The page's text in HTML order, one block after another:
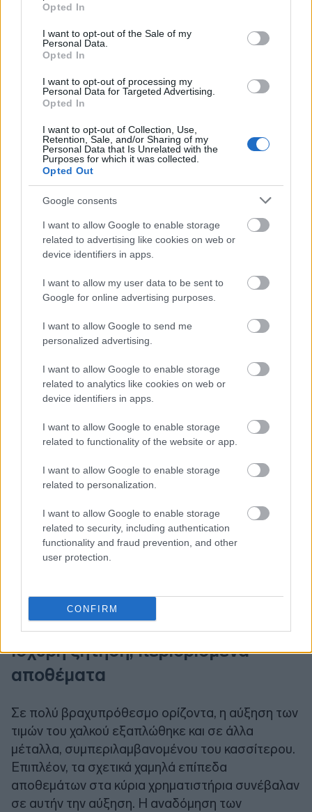
use your data for below specified purposes in below Google
consent section.
Opted In
I want to opt-out of the Sale of my
Personal Data.
Opted In
I want to opt-out of processing my
Personal Data for Targeted Advertising.
Opted In
I want to opt-out of Collection, Use,
Retention, Sale, and/or Sharing of my
Personal Data that Is Unrelated with the
Purposes for which it was collected.
Opted Out
Google consents
I want to allow Google to enable storage
related to advertising like cookies on web or
device identifiers in apps.
I want to allow my user data to be sent to
Google for online advertising purposes.
I want to allow Google to send me
personalized advertising.
I want to allow Google to enable storage
related to analytics like cookies on web or
device identifiers in apps.
I want to allow Google to enable storage
related to functionality of the website or app.
I want to allow Google to enable storage
related to personalization.
I want to allow Google to enable storage
related to security, including authentication
functionality and fraud prevention, and other
user protection.
CONFIRM
κασσίτερο αναμένεται να συνεχίσει να
παρουσιάζει ανοδική τάση. Η αύξηση της
επιταχυνθεί περαιτέρω, καθώς οι τεχνολογίες
που βασίζονται σε δεδομένα απαιτούν υποδομές
με χρήσημετάλλων. Σύμφωνα με την τελευταία
έκθεση της SEMI, οι παγκόσμιες αποστολές
5,2% σε ετήσια βάση το 2026 (μετά από +5,4%
το 2025), σε 13.500 εκατομμύρια τετραγωνικές
ίντσες (MSI). Η καινοτομία θα βελτιώσει την
ψηφιοποίηση.
Ισχυρή ζήτηση, περιορισμένα
αποθέματα
Σε πολύ βραχυπρόθεσμο ορίζοντα, η αύξηση των
τιμών του χαλκού εξαπλώθηκε και σε άλλα
μέταλλα, συμπεριλαμβανομένου του κασσίτερου.
Επιπλέον, τα σχετικά χαμηλά επίπεδα
αποθεμάτων στα κύρια χρηματιστήρια συνέβαλαν
σε αυτήν την αύξηση. Η αναδόμηση των